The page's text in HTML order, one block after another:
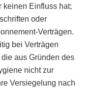
keinen Einfluss hat;
oder
Verträgen.
bei Verträgen
aus Gründen des
nicht zur
Versiegelung nach